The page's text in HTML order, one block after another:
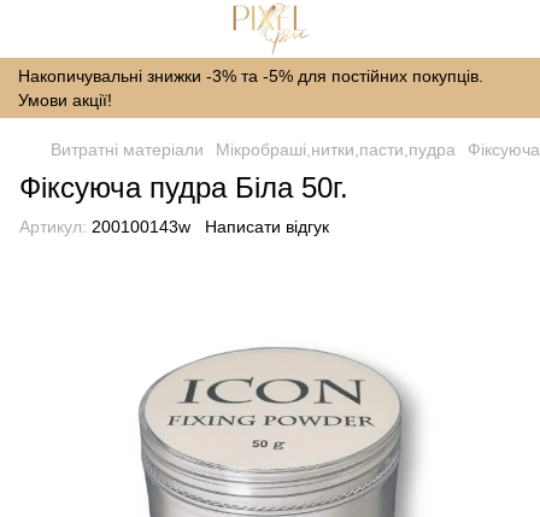
Накопичувальні знижки -3% та -5% для постійних покупців.
Умови акції!
Витратні матеріали Мікробраші,нитки,пасти,пудра
Фіксуюча пудра Біла 50г.
Артикул: 200100143w Написати відгук